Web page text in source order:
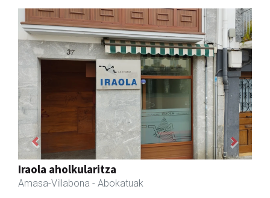
Zubimusu Ikastola
Amasa-Villabona
Previous Next